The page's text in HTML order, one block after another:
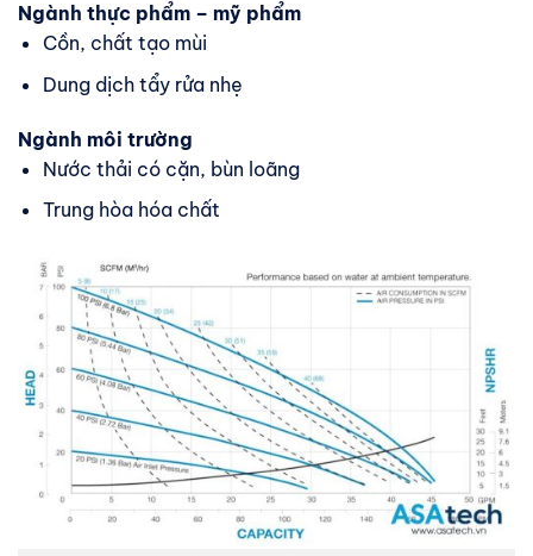
Ngành thực phẩm – mỹ phẩm
Cồn, chất tạo mùi
Dung dịch tẩy rửa nhẹ
Ngành môi trường
Nước thải có cặn, bùn loãng
Trung hòa hóa chất